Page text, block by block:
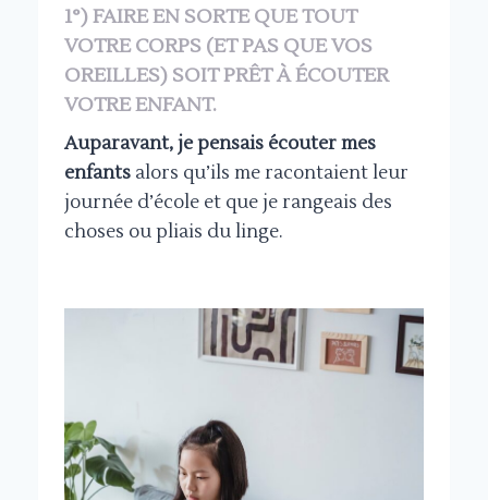
1°) FAIRE EN SORTE QUE TOUT
VOTRE CORPS (ET PAS QUE VOS
OREILLES) SOIT PRÊT À ÉCOUTER
VOTRE ENFANT.
Auparavant, je pensais écouter mes
enfantsalors qu’ils me racontaient leur
journée d’école et que je rangeais des
choses ou pliais du linge.